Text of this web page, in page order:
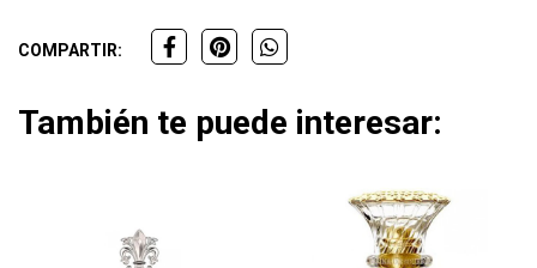
COMPARTIR:
También te puede interesar: